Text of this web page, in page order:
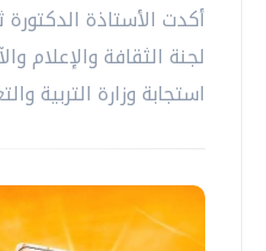
أكدت الأستاذة
لجنة الثقافة والإعلام
استجابة وزارة التربية